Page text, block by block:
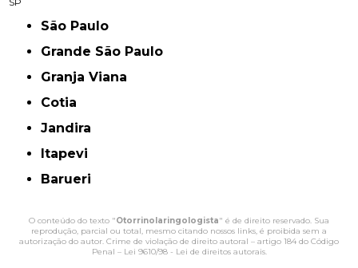
São Paulo
Grande São Paulo
Granja Viana
Cotia
Jandira
Itapevi
Barueri
O conteúdo do texto "Otorrinolaringologista" é de direito reservado. Sua
reprodução, parcial ou total, mesmo citando nossos links, é proibida sem a
autorização do autor. Crime de violação de direito autoral – artigo 184 do Código
Penal – Lei 9610/98 - Lei de direitos autorais.